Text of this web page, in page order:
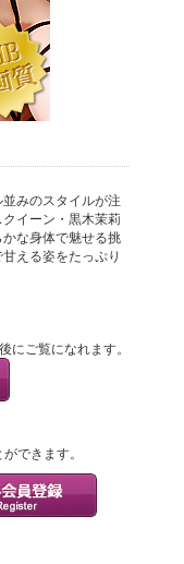
みのスタイルが注
イーン・黒木茉莉
な身体で魅せる挑
える姿をたっぷり
にご覧になれます。
できます。